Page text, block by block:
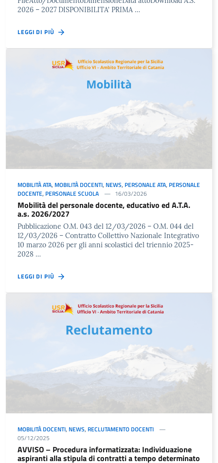
2026 – 2027 DISPONIBILITA' PRIMA …
LEGGI DI PIÙ
MOBILITÀ ATA, MOBILITÀ DOCENTI, NEWS, PERSONALE ATA, PERSONALE
DOCENTE, PERSONALE SCUOLA 16/03/2026
Mobilità del personale docente, educativo ed A.T.A.
a.s. 2026/2027
Pubblicazione O.M. 043 del 12/03/2026 – O.M. 044 del
12/03/2026 – Contratto Collettivo Nazionale Integrativo
10 marzo 2026 per gli anni scolastici del triennio 2025-
2028 …
LEGGI DI PIÙ
MOBILITÀ DOCENTI, NEWS, RECLUTAMENTO DOCENTI
05/12/2025
AVVISO – Procedura informatizzata: Individuazione
aspiranti alla stipula di contratti a tempo determinato